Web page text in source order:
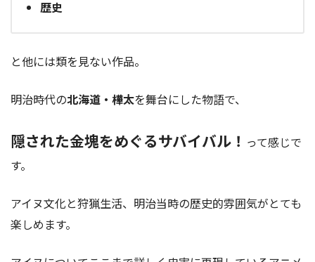
歴史
と他には類を見ない作品。
明治時代の北海道・樺太を舞台にした物語で、
隠された金塊をめぐるサバイバル！ って感じで
す。
アイヌ文化と狩猟生活、明治当時の歴史的雰囲気がとても
楽しめます。